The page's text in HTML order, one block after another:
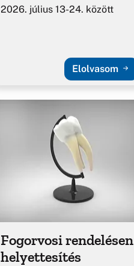
2026. július 13-24. között
Elolvasom
Fogorvosi rendelésen
helyettesítés